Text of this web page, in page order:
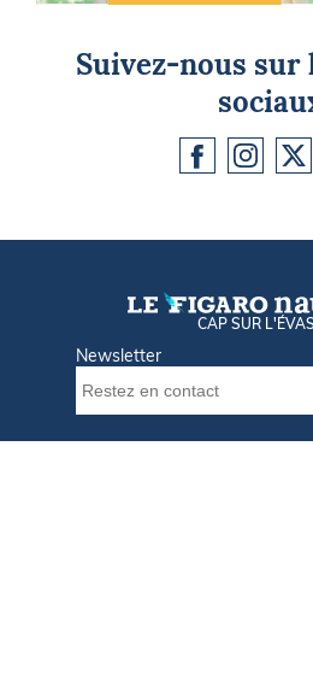
Suivez-nous sur
CAP SUR
Newsletter